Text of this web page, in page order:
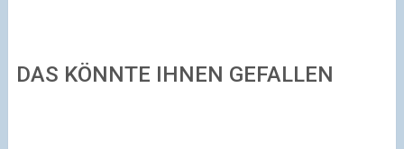
DAS KÖNNTE IHNEN GEFALLEN